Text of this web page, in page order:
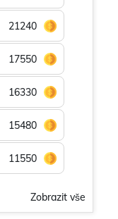
21240
17550
16330
15480
11550
Zobrazit vše